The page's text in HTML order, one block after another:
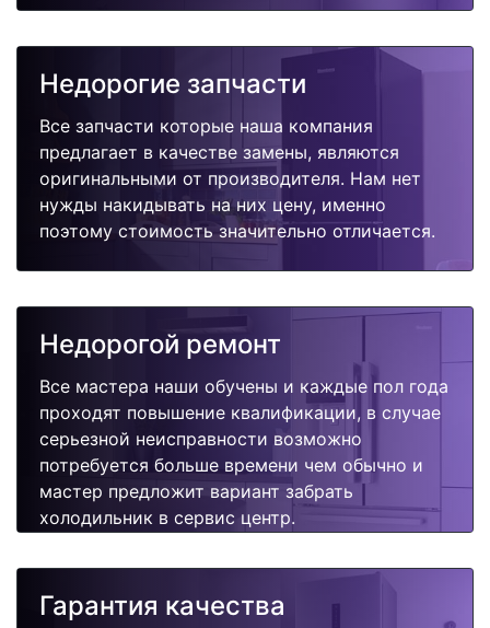
Недорогие запчасти
Все запчасти которые наша компания
предлагает в качестве замены, являются
оригинальными от производителя. Нам нет
нужды накидывать на них цену, именно
поэтому стоимость значительно отличается.
Недорогой ремонт
Все мастера наши обучены и каждые пол года
проходят повышение квалификации, в случае
серьезной неисправности возможно
потребуется больше времени чем обычно и
мастер предложит вариант забрать
холодильник в сервис центр.
Гарантия качества